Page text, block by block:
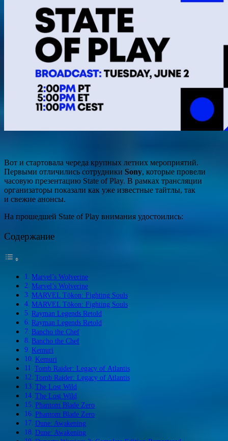
Вот и стартовала череда крупных летних мероприятий.
Первыми отличились сотрудники Sony, которые провели
часовую презентацию State of Play. В рамках трансляции
организаторы показали как уже известные тайтлы, так
и свежие анонсы.
На прошедшей State of Play внимания удостоились:
Содержание
Marvel’s Wolverine
Marvel’s Wolverine
MARVEL Tōkon: Fighting Souls
MARVEL Tōkon: Fighting Souls
Rayman Legends Retold
Rayman Legends Retold
Bancho the Chef
Bancho the Chef
Kemuri
Kemuri
Tomb Raider: Legacy of Atlantis
Tomb Raider: Legacy of Atlantis
The Lost Wild
The Lost Wild
Phantom Blade Zero
Phantom Blade Zero
Dune: Awakening
Dune: Awakening